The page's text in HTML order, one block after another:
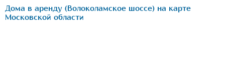
Дома в аренду (Волоколамское шоссе) на карте
Московской области